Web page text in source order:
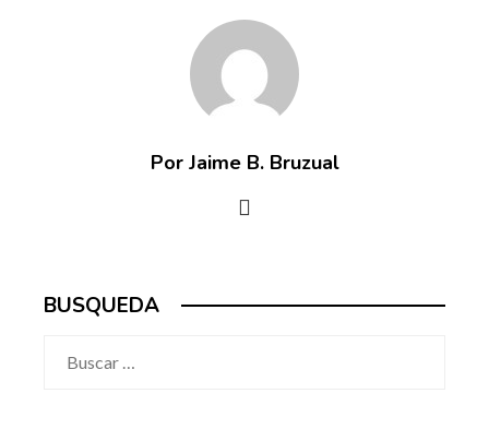
Por Jaime B. Bruzual
BUSQUEDA